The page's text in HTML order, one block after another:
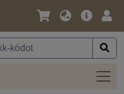
Nyelv
Pénznem
Fő